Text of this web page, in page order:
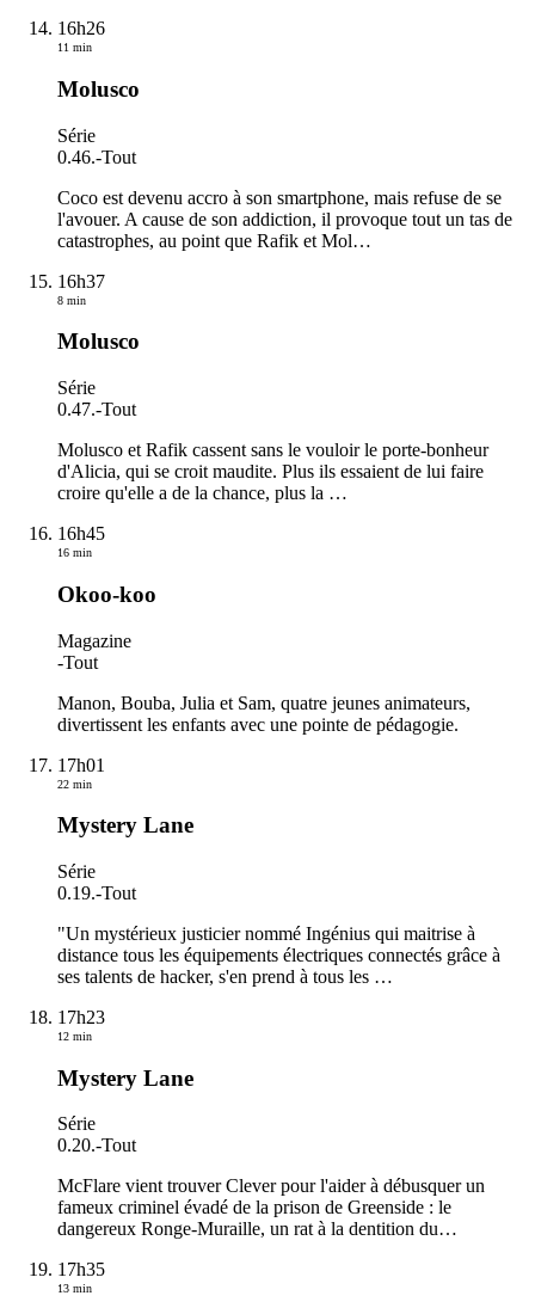
16h26
11 min
Molusco
Série
0.46.-Tout
Coco est devenu accro à son smartphone, mais refuse de se
l'avouer. A cause de son addiction, il provoque tout un tas de
catastrophes, au point que Rafik et Mol…
16h37
8 min
Molusco
Série
0.47.-Tout
Molusco et Rafik cassent sans le vouloir le porte-bonheur
d'Alicia, qui se croit maudite. Plus ils essaient de lui faire
croire qu'elle a de la chance, plus la …
16h45
16 min
Okoo-koo
Magazine
-Tout
Manon, Bouba, Julia et Sam, quatre jeunes animateurs,
divertissent les enfants avec une pointe de pédagogie.
17h01
22 min
Mystery Lane
Série
0.19.-Tout
"Un mystérieux justicier nommé Ingénius qui maitrise à
distance tous les équipements électriques connectés grâce à
ses talents de hacker, s'en prend à tous les …
17h23
12 min
Mystery Lane
Série
0.20.-Tout
McFlare vient trouver Clever pour l'aider à débusquer un
fameux criminel évadé de la prison de Greenside : le
dangereux Ronge-Muraille, un rat à la dentition du…
17h35
13 min